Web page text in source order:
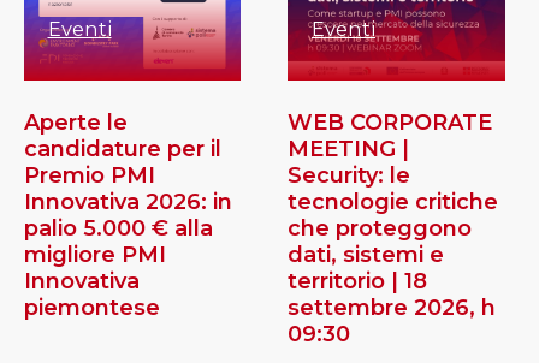
Eventi
Aperte le
candidature per il
Premio PMI
Innovativa 2026: in
palio 5.000 € alla
migliore PMI
Innovativa
piemontese
Eventi
WEB CORPORATE
MEETING |
Security: le
tecnologie critiche
che proteggono
dati, sistemi e
territorio | 18
settembre 2026, h
09:30